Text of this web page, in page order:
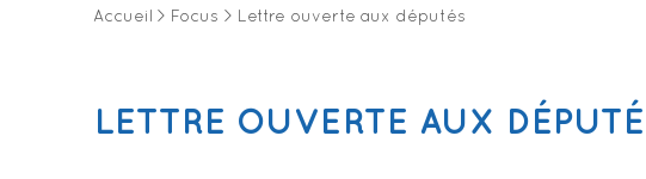
Accueil > Focus > Lettre ouverte aux députés
LETTRE OUVERTE AUX